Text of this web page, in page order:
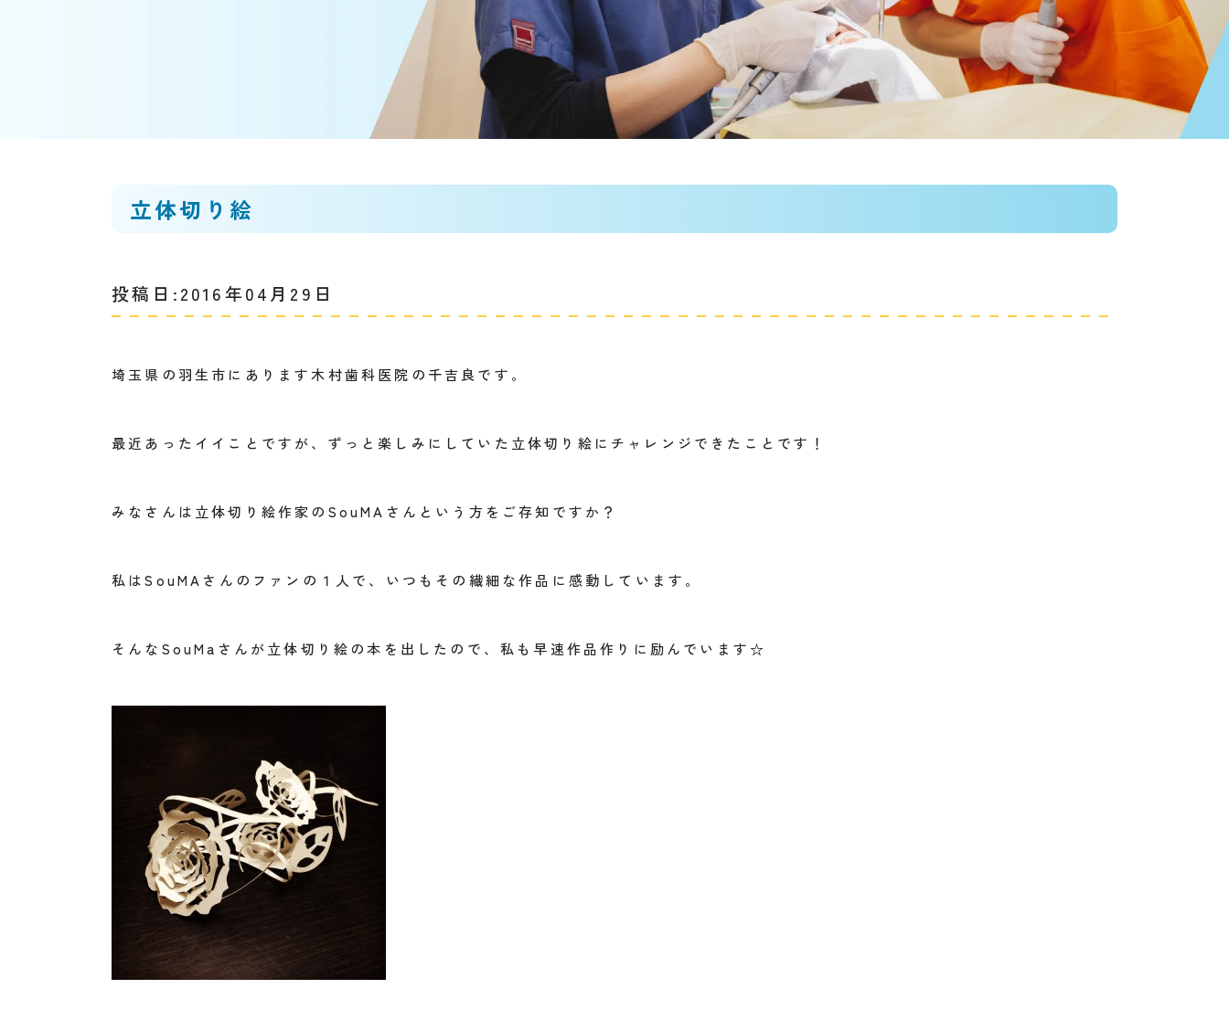
立体切り絵
投稿日:2016年04月29日
埼玉県の羽生市にあります木村歯科医院の千吉良です。
最近あったイイことですが、ずっと楽しみにしていた立体切り絵にチャレンジできたことです！
みなさんは立体切り絵作家のSouMAさんという方をご存知ですか？
私はSouMAさんのファンの１人で、いつもその繊細な作品に感動しています。
そんなSouMaさんが立体切り絵の本を出したので、私も早速作品作りに励んでいます☆